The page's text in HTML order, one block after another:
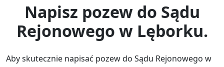
Napisz pozew do Sądu
Rejonowego w Lęborku.
Aby skutecznie napisać pozew do Sądu Rejonowego w